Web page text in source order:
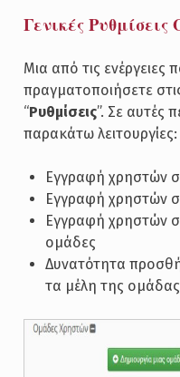
Γενικές
Μια από τις ενέργειες
πραγματοποιήσετε
“Ρυθμίσεις”. Σε αυτές
παρακάτω λειτουργίες:
Εγγραφή χρηστών
Εγγραφή χρηστών
Εγγραφή χρηστών
ομάδες
Δυνατότητα
τα μέλη της ομάδας